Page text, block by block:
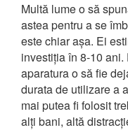
Multă lume o să
astea pentru a se
este chiar așa. Ei
investiția în 8-10
aparatura o să fie
durata de utilizare a
mai putea fi folosit
alți bani, altă